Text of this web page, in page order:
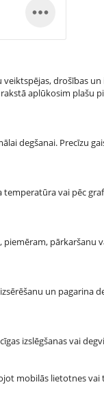

drošības
aplūkosim plašu
degšanai. Precīzu
vai pēc
pārkaršanu
un pagarina
izslēgšanas vai
mobilās lietotnes vai